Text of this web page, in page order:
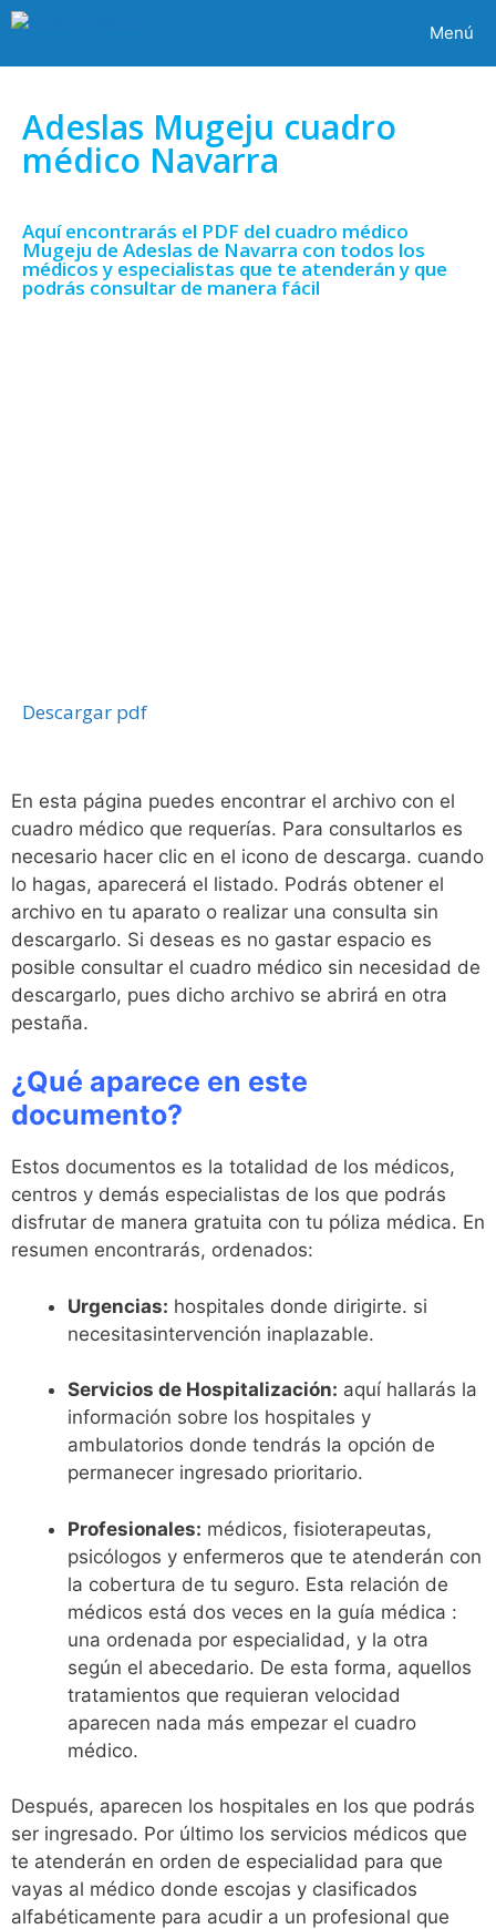
Menú
Adeslas Mugeju cuadro
médico Navarra
Aquí encontrarás el PDF del cuadro médico
Mugeju de Adeslas de Navarra con todos los
médicos y especialistas que te atenderán y que
podrás consultar de manera fácil
Descargar pdf
En esta página puedes encontrar el archivo con el
cuadro médico que requerías. Para consultarlos es
necesario hacer clic en el icono de descarga. cuando
lo hagas, aparecerá el listado. Podrás obtener el
archivo en tu aparato o realizar una consulta sin
descargarlo. Si deseas es no gastar espacio es
posible consultar el cuadro médico sin necesidad de
descargarlo, pues dicho archivo se abrirá en otra
pestaña.
¿Qué aparece en este
documento?
Estos documentos es la totalidad de los médicos,
centros y demás especialistas de los que podrás
disfrutar de manera gratuita con tu póliza médica. En
resumen encontrarás, ordenados:
Urgencias: hospitales donde dirigirte. si
necesitasintervención inaplazable.
Servicios de Hospitalización: aquí hallarás la
información sobre los hospitales y
ambulatorios donde tendrás la opción de
permanecer ingresado prioritario.
Profesionales: médicos, fisioterapeutas,
psicólogos y enfermeros que te atenderán con
la cobertura de tu seguro. Esta relación de
médicos está dos veces en la guía médica :
una ordenada por especialidad, y la otra
según el abecedario. De esta forma, aquellos
tratamientos que requieran velocidad
aparecen nada más empezar el cuadro
médico.
Después, aparecen los hospitales en los que podrás
ser ingresado. Por último los servicios médicos que
te atenderán en orden de especialidad para que
vayas al médico donde escojas y clasificados
alfabéticamente para acudir a un profesional que